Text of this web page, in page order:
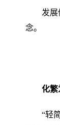
发
念。
化繁
“轻